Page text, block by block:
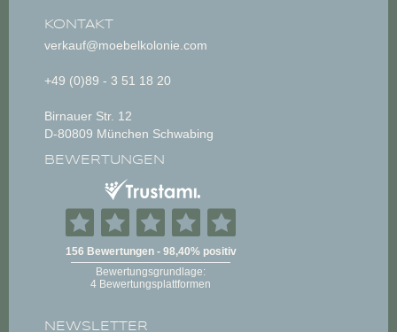
KONTAKT
verkauf@moebelkolonie.com
+49 (0)89 - 3 51 18 20
Birnauer Str. 12
D-80809 München Schwabing
BEWERTUNGEN
NEWSLETTER